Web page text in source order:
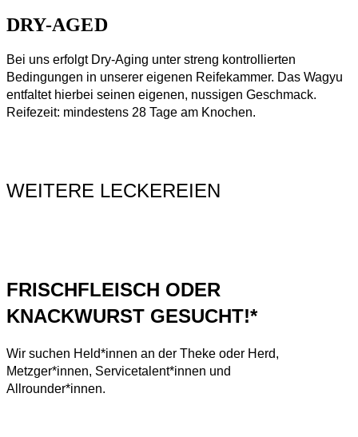
DRY-AGED
Bei uns erfolgt Dry-Aging unter streng kontrollierten
Bedingungen in unserer eigenen Reifekammer. Das Wagyu
entfaltet hierbei seinen eigenen, nussigen Geschmack.
Reifezeit: mindestens 28 Tage am Knochen.
WEITERE LECKEREIEN
FRISCHFLEISCH ODER
KNACKWURST GESUCHT!*
Wir suchen Held*innen an der Theke oder Herd,
Metzger*innen, Servicetalent*innen und
Allrounder*innen.